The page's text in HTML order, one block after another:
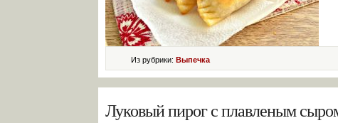
Из рубрики: Выпечка
Луковый пирог с плавленым